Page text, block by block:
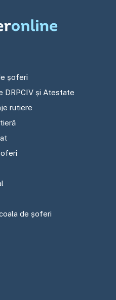
șoferi
DRPCIV și Atestate
rutiere
de șoferi